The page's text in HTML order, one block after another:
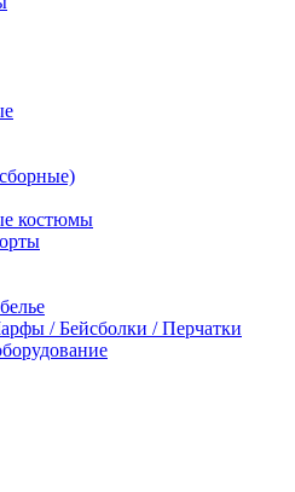
костюмы
/ Бейсболки / Перчатки